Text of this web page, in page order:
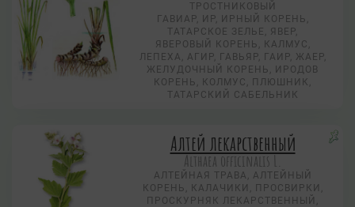
ТРОСТНИКОВЫЙ
ГАВИАР, ИР, ИРНЫЙ КОРЕНЬ,
ТАТАРСКОЕ ЗЕЛЬЕ, ЯВЕР,
ЯВЕРОВЫЙ КОРЕНЬ, КАЛМУС,
ЛЕПЕХА, АГИР, ГАВЬЯР, ГАИР, ЖАЕР,
ЖЕЛУДОЧНЫЙ КОРЕНЬ, ИРОДОВ
КОРЕНЬ, КОЛМУС, ПЛЮШНИК,
ТАТАРСКИЙ САБЕЛЬНИК
Алтей лекарственный
Althaea officinalis L.
АЛТЕЙНАЯ ТРАВА, АЛТЕЙНЫЙ
КОРЕНЬ, КАЛАЧИКИ, ПРОСВИРКИ,
ПРОСКУРНЯК ЛЕКАРСТВЕННЫЙ,